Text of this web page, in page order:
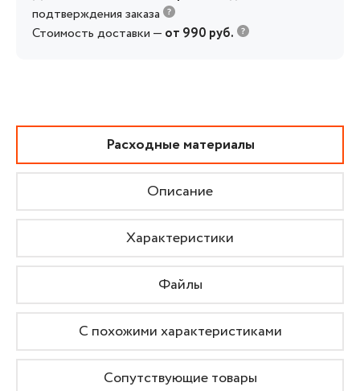
подтверждения заказа
Стоимость доставки — от 990 руб.
Расходные материалы
Описание
Характеристики
Файлы
С похожими характеристиками
Сопутствующие товары